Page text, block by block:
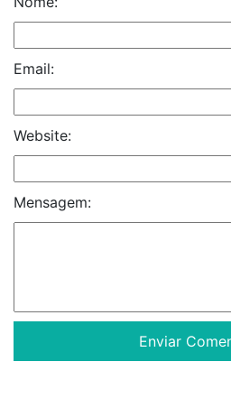
Email:
Website:
Mensagem: